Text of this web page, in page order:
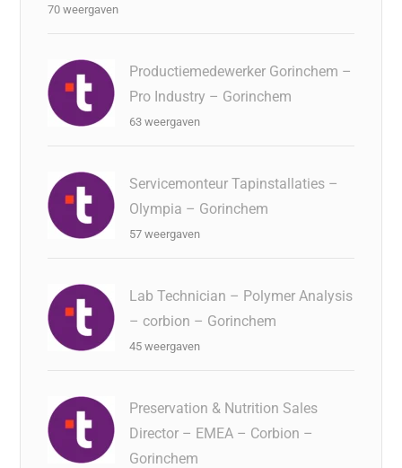
70 weergaven
Productiemedewerker Gorinchem –
Pro Industry – Gorinchem
63 weergaven
Servicemonteur Tapinstallaties –
Olympia – Gorinchem
57 weergaven
Lab Technician – Polymer Analysis
– corbion – Gorinchem
45 weergaven
Preservation & Nutrition Sales
Director – EMEA – Corbion –
Gorinchem